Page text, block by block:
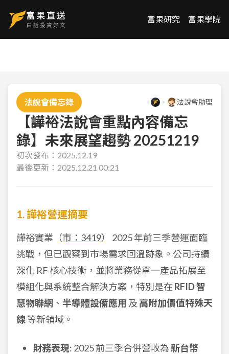
富果研究 富果學院
法說會備忘錄 法說會助理
【譁裕法說會重點內容備忘
錄】未來展望趨勢 20251219
初次發布： 2025.12.19
最後更新： 2025.12.21 00:21
1. 譁裕營運摘要
譁裕實業（市：3419） 2025 年前三季營運面臨
挑戰，但已觀察到市場需求回溫跡象。公司持續
深化 RF 核心技術，並將業務從單一產品拓展至
模組化與系統整合解決方案，特別是在 RFID 智
慧物聯網 、 半導體設備應用 及 高附加價值特殊天
線等新領域。
財務表現: 2025 前三季合併營收為新台幣